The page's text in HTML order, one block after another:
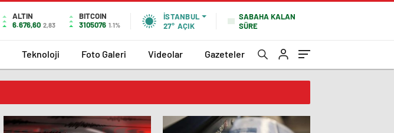
ALTIN
6.676,60 2,83
BITCOIN
3105076 1.1%
İSTANBUL
27° AÇIK
SABAHA KALAN
SÜRE
Teknoloji Foto Galeri Videolar Gazeteler